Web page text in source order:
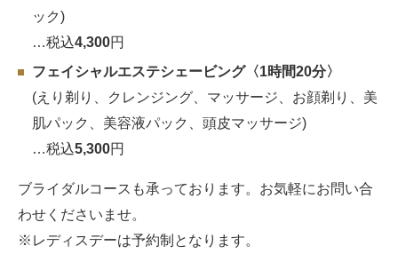
ック)
…税込4,300円
フェイシャルエステシェービング〈1時間20分〉
(えり剃り、クレンジング、マッサージ、お顔剃り、美
肌パック、美容液パック、頭皮マッサージ)
…税込5,300円
ブライダルコースも承っております。お気軽にお問い合
わせくださいませ。
※レディスデーは予約制となります。